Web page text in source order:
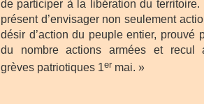
de participer à la libération du
présent d’envisager non seulement
désir d’action du peuple entier, prouvé
du nombre actions armées et recul
grèves patriotiques 1er mai. »